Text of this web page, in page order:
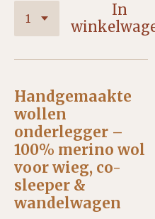
In
Handgemaakte
wollen
onderlegger –
100% merino wol
voor wieg, co-
sleeper &
wandelwagen